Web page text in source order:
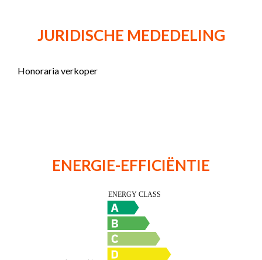
JURIDISCHE MEDEDELING
Honoraria verkoper
ENERGIE-EFFICIËNTIE